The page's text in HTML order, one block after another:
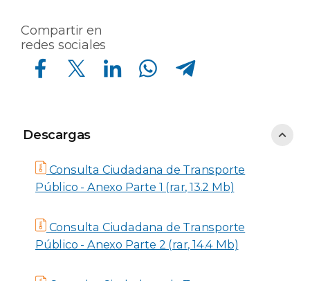
Compartir en
redes sociales
Compartir en Facebook Compartir en Twitter Compartir en Linkedin Compartir en Whatsapp Compartir en Telegram
Descargas
Descargas
Consulta Ciudadana de Transporte
Público - Anexo Parte 1 (rar, 13.2 Mb)
Consulta Ciudadana de Transporte
Público - Anexo Parte 2 (rar, 14.4 Mb)